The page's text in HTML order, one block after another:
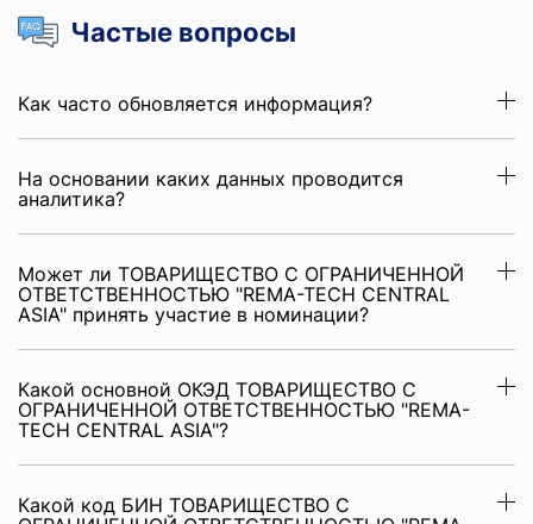
Частые вопросы
Как часто обновляется информация?
На основании каких данных проводится
аналитика?
Может ли ТОВАРИЩЕСТВО С ОГРАНИЧЕННОЙ
ОТВЕТСТВЕННОСТЬЮ "REMA-TECH CENTRAL
ASIA" принять участие в номинации?
Какой основной ОКЭД ТОВАРИЩЕСТВО С
ОГРАНИЧЕННОЙ ОТВЕТСТВЕННОСТЬЮ "REMA-
TECH CENTRAL ASIA"?
Какой код БИН ТОВАРИЩЕСТВО С